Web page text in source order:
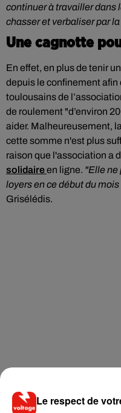
continuer à travailler dans
chasser et verbaliser par
Une cagnotte
En effet, en plus de tenir
depuis le confinement afin
toulousains de
de roulement "d’environ
aider. Malheureusement,
cette somme n'est plus
raison que l'association a
solidaireen ligne. "Elle ne
loyers en ce début du mois
Grisélédis.
Le respect de